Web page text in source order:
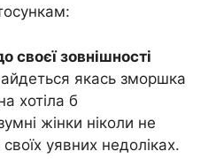
своєї зовнішності
якась зморшка
хотіла б
жінки ніколи не
уявних недоліках.